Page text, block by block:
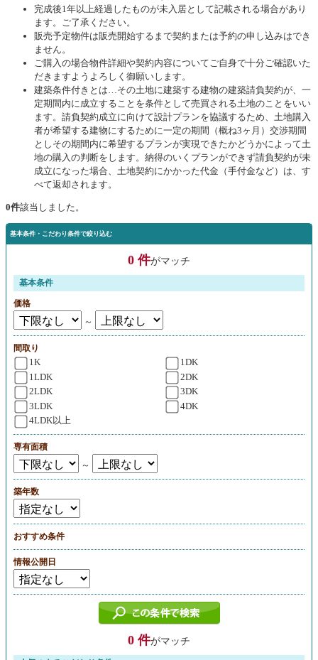
完成後1年以上経過したものが未入居として記載される場合があり
ます。ご了承ください。
販売予定物件は販売開始するまで契約または予約の申し込みはでき
ません。
ご購入の場合物件詳細や契約内容についてご自身で十分ご確認いた
だきますようよろしく御願いします。
建築条件付きとは…その土地に建築する建物の建築請負契約が、一
定期間内に成立することを条件として売買される土地のことをいい
ます。請負契約成立に向けて設計プランを協議するため、土地購入
者が希望する建物にするために一定の期間（概ね3ヶ月）交渉期間
としその期間内に希望するプランが実現できたかどうかによって土
地の購入の判断をします。納得のいくプランができず請負契約が未
成立になった場合、土地契約にかかった代金（手付金など）は、す
べて返却されます。
0件該当しました。
基本条件・こだわり条件で絞り込む
0 件がマッチ
基本条件
価格
～
間取り
1K
1DK
1LDK
2DK
2LDK
3DK
3LDK
4DK
4LDK以上
専有面積
～
築年数
おすすめ条件
情報公開日
0 件がマッチ